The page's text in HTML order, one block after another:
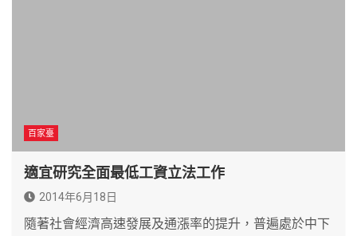
百家臺
適宜研究全面最低工資立法工作
2014年6月18日
隨著社會經濟高速發展及通漲率的提升，普遍處於中下